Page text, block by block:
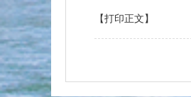
【打印正文】